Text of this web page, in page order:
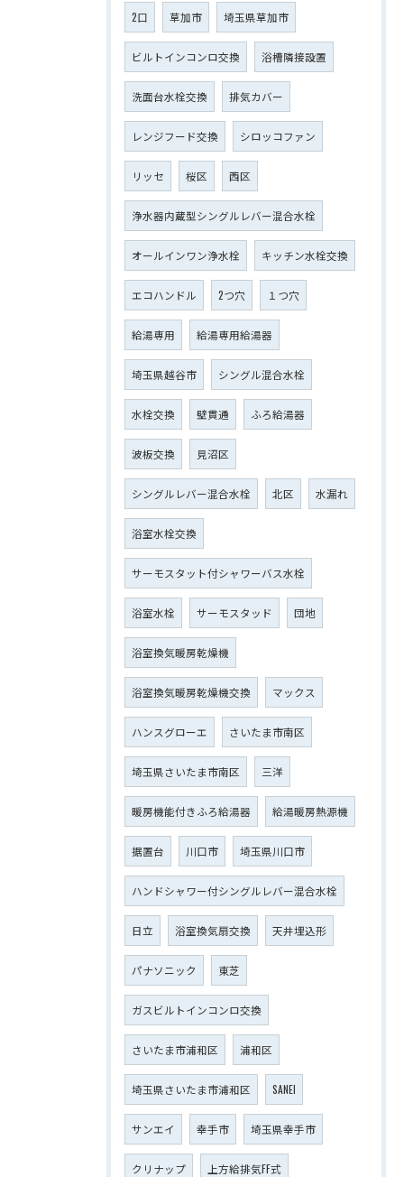
2口 草加市 埼玉県草加市
ビルトインコンロ交換 浴槽隣接設置
洗面台水栓交換 排気カバー
レンジフード交換 シロッコファン
リッセ 桜区 西区
浄水器内蔵型シングルレバー混合水栓
オールインワン浄水栓 キッチン水栓交換
エコハンドル 2つ穴 １つ穴
給湯専用 給湯専用給湯器
埼玉県越谷市 シングル混合水栓
水栓交換 壁貫通 ふろ給湯器
波板交換 見沼区
シングルレバー混合水栓 北区 水漏れ
浴室水栓交換
サーモスタット付シャワーバス水栓
浴室水栓 サーモスタッド 団地
浴室換気暖房乾燥機
浴室換気暖房乾燥機交換 マックス
ハンスグローエ さいたま市南区
埼玉県さいたま市南区 三洋
暖房機能付きふろ給湯器 給湯暖房熱源機
据置台 川口市 埼玉県川口市
ハンドシャワー付シングルレバー混合水栓
日立 浴室換気扇交換 天井埋込形
パナソニック 東芝
ガスビルトインコンロ交換
さいたま市浦和区 浦和区
埼玉県さいたま市浦和区 SANEI
サンエイ 幸手市 埼玉県幸手市
クリナップ 上方給排気FF式